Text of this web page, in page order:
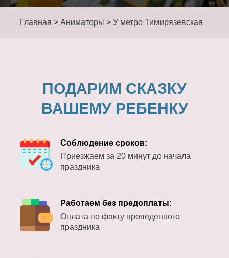
Главная > Аниматоры > У метро Тимирязевская
ПОДАРИМ СКАЗКУ
ВАШЕМУ РЕБЕНКУ
Соблюдение сроков:
Приезжаем за 20 минут до начала
праздника
Работаем без предоплаты:
Оплата по факту проведенного
праздника